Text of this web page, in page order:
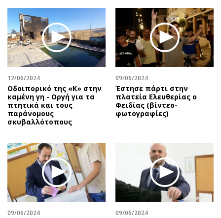
12/06/2024
Οδοιπορικό της «Κ» στην
καμένη γη - Οργή για τα
πτητικά και τους
παράνομους
σκυβαλλότοπους
09/06/2024
Έστησε πάρτι στην
πλατεία Ελευθερίας ο
Φειδίας (βίντεο-
φωτογραφίες)
09/06/2024 09/06/2024